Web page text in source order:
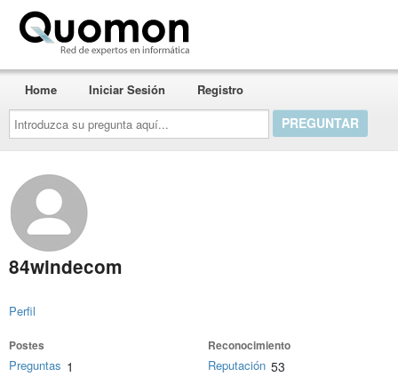
Introduzca
su
pregunta
aquí...
Home Iniciar Sesión Registro
84windecom
Perfil
Postes
Preguntas 1
Reconocimiento
Reputación 53